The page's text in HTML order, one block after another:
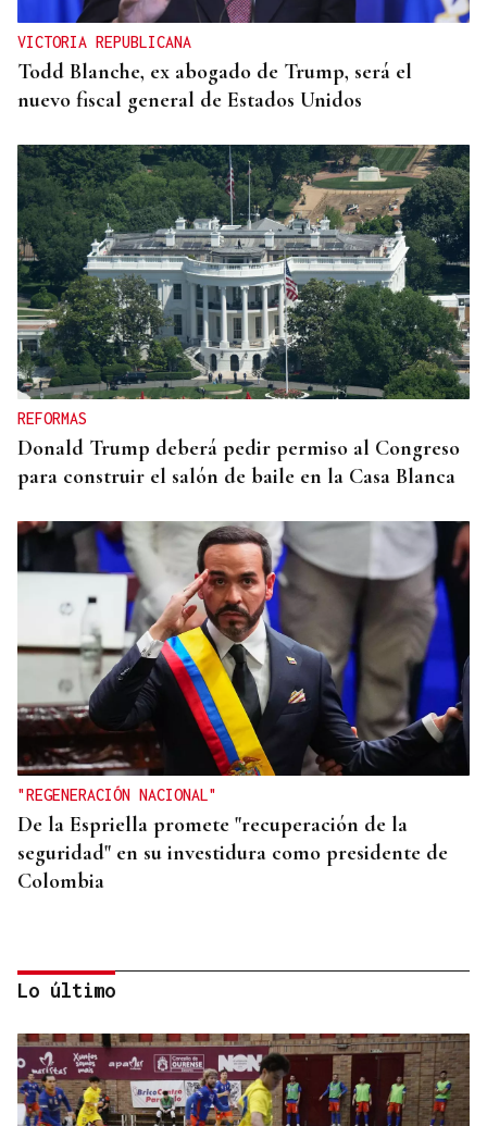
VICTORIA REPUBLICANA
Todd Blanche, ex abogado de Trump, será el
nuevo fiscal general de Estados Unidos
REFORMAS
Donald Trump deberá pedir permiso al Congreso
para construir el salón de baile en la Casa Blanca
"REGENERACIÓN NACIONAL"
De la Espriella promete "recuperación de la
seguridad" en su investidura como presidente de
Colombia
Lo último